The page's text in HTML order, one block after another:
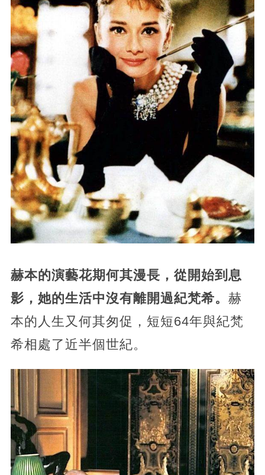
赫本的演藝花期何其漫長，從開始到息
影，她的生活中沒有離開過紀梵希。 赫
本的人生又何其匆促，短短64年與紀梵
希相處了近半個世紀。